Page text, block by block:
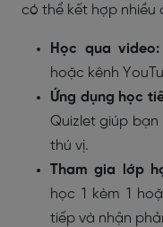
có thể kết hợp nhiều
Học qua video:
hoặc kênh
Ứng dụng học
Quizlet giúp
thú vị.
Tham gia lớp
học 1 kèm 1
tiếp và nhận